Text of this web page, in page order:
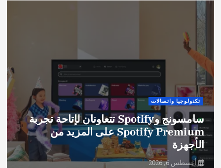
أخبار عامة
جدة.. مدينة التجارب المتنوعة على ساحل
البحر الأحمر
أغسطس 6, 2026